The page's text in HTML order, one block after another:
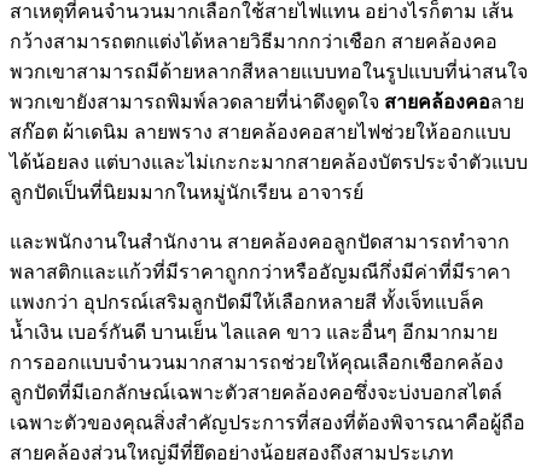
สาเหตุที่คนจำนวนมากเลือกใช้สายไฟแทน อย่างไรก็ตาม เส้น
กว้างสามารถตกแต่งได้หลายวิธีมากกว่าเชือก สายคล้องคอ
พวกเขาสามารถมีด้ายหลากสีหลายแบบทอในรูปแบบที่น่าสนใจ
พวกเขายังสามารถพิมพ์ลวดลายที่น่าดึงดูดใจ สายคล้องคอลาย
สก๊อต ผ้าเดนิม ลายพราง สายคล้องคอสายไฟช่วยให้ออกแบบ
ได้น้อยลง แต่บางและไม่เกะกะมากสายคล้องบัตรประจำตัวแบบ
ลูกปัดเป็นที่นิยมมากในหมู่นักเรียน อาจารย์
และพนักงานในสำนักงาน สายคล้องคอลูกปัดสามารถทำจาก
พลาสติกและแก้วที่มีราคาถูกกว่าหรืออัญมณีกึ่งมีค่าที่มีราคา
แพงกว่า อุปกรณ์เสริมลูกปัดมีให้เลือกหลายสี ทั้งเจ็ทแบล็ค
น้ำเงิน เบอร์กันดี บานเย็น ไลแลค ขาว และอื่นๆ อีกมากมาย
การออกแบบจำนวนมากสามารถช่วยให้คุณเลือกเชือกคล้อง
ลูกปัดที่มีเอกลักษณ์เฉพาะตัวสายคล้องคอซึ่งจะบ่งบอกสไตล์
เฉพาะตัวของคุณสิ่งสำคัญประการที่สองที่ต้องพิจารณาคือผู้ถือ
สายคล้องส่วนใหญ่มีที่ยึดอย่างน้อยสองถึงสามประเภท